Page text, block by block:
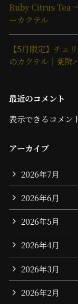
Ruby Citrus Tea
ーカクテル
【5月限定】チェ
のカクテル｜薬院
最近のコメント
表示できるコメン
アーカイブ
2026年7月
2026年6月
2026年5月
2026年4月
2026年3月
2026年2月